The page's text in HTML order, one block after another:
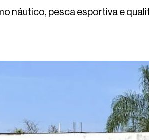
náutico, pesca esportiva e